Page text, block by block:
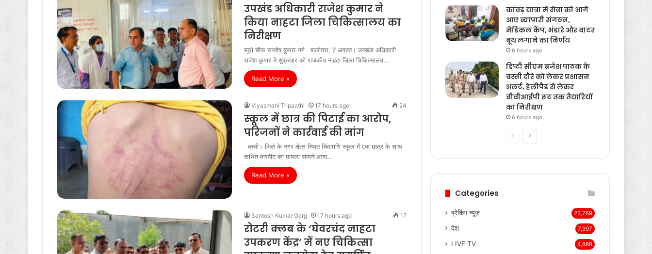
उपखंड अधिकारी राजेश कुमार ने
किया नाहटा जिला चिकित्सालय का
निरीक्षण
ब्यूरो चीफ सन्तोष कुमार गर्ग बालोतरा, 7 अगस्त। उपखंड अधिकारी
राजेश कुमार ने शुक्रवार को राजकीय नाहटा जिला चिकित्सालय…
Read More »
Viyasmani Tripaathi 17 hours ago 24
स्कूल में छात्र की पिटाई का आरोप,
परिजनों ने कार्रवाई की मांग
बस्ती। जिले के नगर क्षेत्र स्थित चिंतामणि स्कूल में एक छात्र के साथ
कथित मारपीट का मामला सामने आया…
Read More »
Santosh Kumar Garg 17 hours ago 17
रोटरी क्लब के ‘घेवरचंद नाहटा
उपकरण केंद्र’ में नए चिकित्सा
कांवड़ यात्रा में सेवा को आगे
आए व्यापारी संगठन,
मेडिकल कैंप, भंडारे और वाटर
बूथ लगाने का निर्णय
6 hours ago
डिप्टी सीएम ब्रजेश पाठक के
बस्ती दौरे को लेकर प्रशासन
अलर्ट, हेलीपैड से लेकर
वीवीआईपी रूट तक तैयारियों
का निरीक्षण
6 hours ago
PreviousNext
Categories
ब्रेकिंग न्यूज़ 23,769
देश 7,997
LIVE TV 4,888